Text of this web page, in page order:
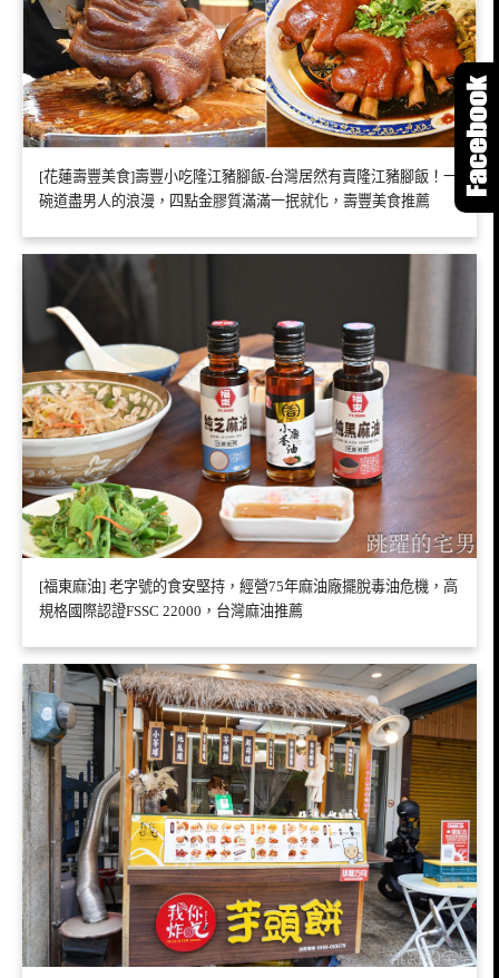
[花蓮壽豐美食]壽豐小吃隆江豬腳飯-台灣居然有賣隆江豬腳飯！一
碗道盡男人的浪漫，四點金膠質滿滿一抿就化，壽豐美食推薦
[福東麻油] 老字號的食安堅持，經營75年麻油廠擺脫毒油危機，高
規格國際認證FSSC 22000，台灣麻油推薦